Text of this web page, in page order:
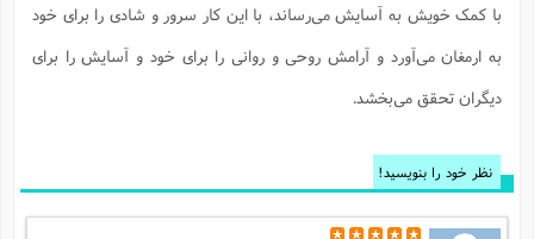
با کمک خویش به آسایش می‌رساند، با این کار سرور و شادی را برای خود
به ارمغان می‌آورد و آرامش روحی و روانی را برای خود و آسایش را برای
دیگران تحقق می‌بخشد.
نظر خود را بنویسید!